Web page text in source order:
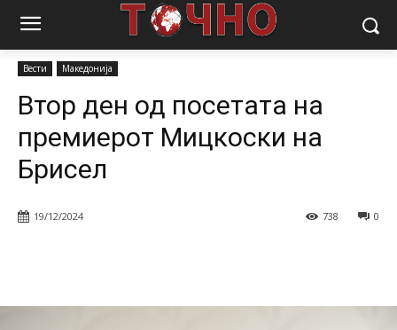
Почетна
Втор ден од посетата на премиерот Мицкоски на
Вести Македонија
Втор ден од посетата на
премиерот Мицкоски на
Брисел
19/12/2024 0
738